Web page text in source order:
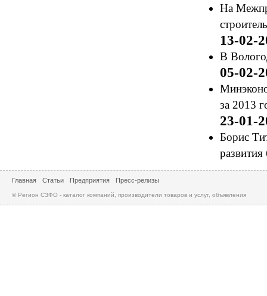
На
13-02-
В
05-02-
за 2013
23-01-
Борис
развития
Главная Статьи Предприятия Пресс-релизы
© Регион СЗФО - каталог компаний, производители товаров и услуг, объявления